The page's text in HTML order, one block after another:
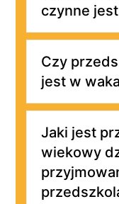
czynne
Czy
jest w
Jaki jest
wiekowy